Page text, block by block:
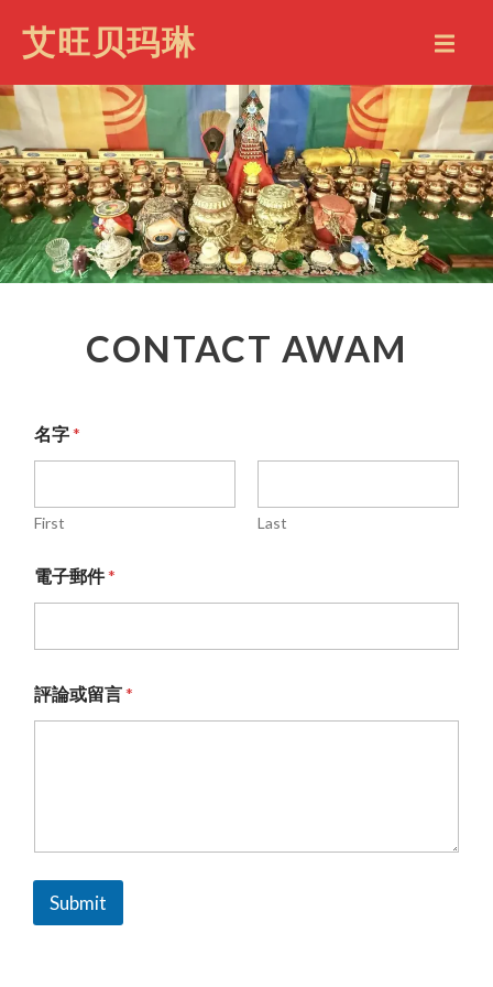
艾旺贝玛琳
CONTACT AWAM
*
*
名字*
First Last
電子郵件*
評論或留言*
Submit